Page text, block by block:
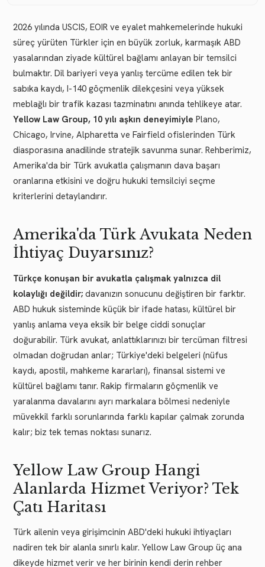
2026 yılında USCIS, EOIR ve eyalet mahkemelerinde hukuki
süreç yürüten Türkler için en büyük zorluk, karmaşık ABD
yasalarından ziyade kültürel bağlamı anlayan bir temsilci
bulmaktır. Dil bariyeri veya yanlış tercüme edilen tek bir
sabıka kaydı, I-140 göçmenlik dilekçesini veya yüksek
meblağlı bir trafik kazası tazminatını anında tehlikeye atar.
Yellow Law Group, 10 yılı aşkın deneyimiyle Plano,
Chicago, Irvine, Alpharetta ve Fairfield ofislerinden Türk
diasporasına anadilinde stratejik savunma sunar. Rehberimiz,
Amerika'da bir Türk avukatla çalışmanın dava başarı
oranlarına etkisini ve doğru hukuki temsilciyi seçme
kriterlerini detaylandırır.
Amerika'da Türk Avukata Neden
İhtiyaç Duyarsınız?
Türkçe konuşan bir avukatla çalışmak yalnızca dil
kolaylığı değildir; davanızın sonucunu değiştiren bir farktır.
ABD hukuk sisteminde küçük bir ifade hatası, kültürel bir
yanlış anlama veya eksik bir belge ciddi sonuçlar
doğurabilir. Türk avukat, anlattıklarınızı bir tercüman filtresi
olmadan doğrudan anlar; Türkiye'deki belgeleri (nüfus
kaydı, apostil, mahkeme kararları), finansal sistemi ve
kültürel bağlamı tanır. Rakip firmaların göçmenlik ve
yaralanma davalarını ayrı markalara bölmesi nedeniyle
müvekkil farklı sorunlarında farklı kapılar çalmak zorunda
kalır; biz tek temas noktası sunarız.
Yellow Law Group Hangi
Alanlarda Hizmet Veriyor? Tek
Çatı Haritası
Türk ailenin veya girişimcinin ABD'deki hukuki ihtiyaçları
nadiren tek bir alanla sınırlı kalır. Yellow Law Group üç ana
dikeyde hizmet verir ve her birinin kendi derin rehber